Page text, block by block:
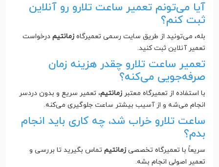
آیا می‌تونم تعمیر ساعت تلارو رو آنلاین
ثبت کنم؟
بله، می‌تونید از طریق سایت رسمی تعمیرگاه زمانتیم درخواست
تعمیر آنلاین ثبت کنید.
تعمیر ساعت تلارو چقدر هزینه زمان
صرفه‌جویی می‌کنه؟
با استفاده از تعمیرگاه معتبر زمانتیم، تعمیر سریع و بدون دردسر
انجام می‌شه و از آسیب بیشتر ساعت جلوگیری می‌کنه.
ساعت تلارو خراب شد، چه کاری باید انجام
بدم؟
سریعاً با تعمیرگاه تخصصی زمانتیم تماس بگیرید تا بررسی و
تعمیر اصولی انجام بشه.